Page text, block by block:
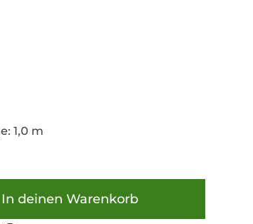
1,0 m
In deinen Warenkorb